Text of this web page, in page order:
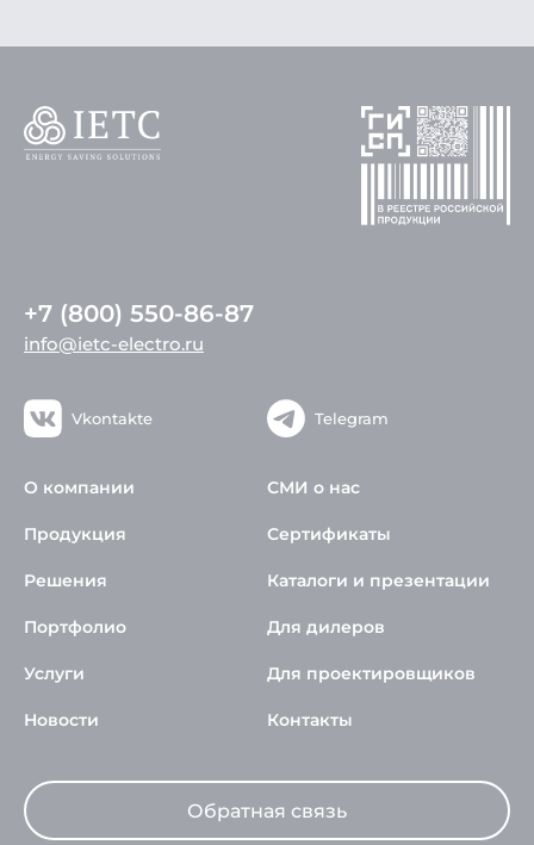
+7 (800) 550-86-87
info@ietc-electro.ru
Vkontakte Telegram
О компании
Продукция
Решения
Портфолио
Услуги
Новости
СМИ о нас
Сертификаты
Каталоги и презентации
Для дилеров
Для проектировщиков
Контакты
Обратная связь